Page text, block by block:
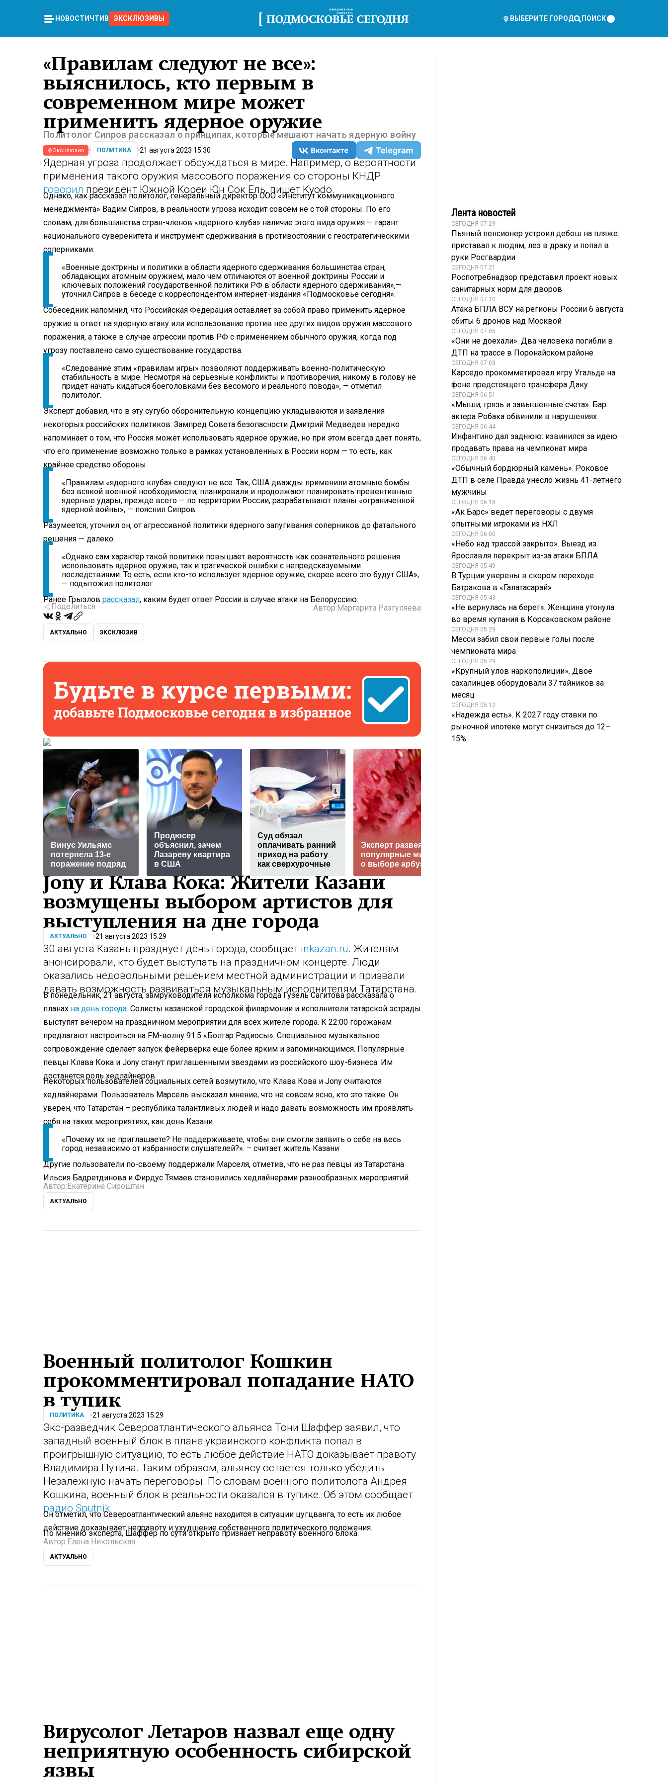
НОВОСТИ ЧТИВО ЭКСКЛЮЗИВЫ ВЫБЕРИТЕ ГОРОД ПОИСК
«Правилам следуют не все»:
выяснилось, кто первым в
современном мире может
применить ядерное оружие
Политолог Сипров рассказал о принципах, которые мешают начать ядерную войну
Эксклюзив ПОЛИТИКА 21 августа 2023 15:30
Ядерная угроза продолжает обсуждаться в мире. Например, о вероятности
применения такого оружия массового поражения со стороны КНДР
говорил президент Южной Кореи Юн Сок Ель, пишет Kyodo.
Однако, как рассказал политолог, генеральный директор ООО «Институт коммуникационного
менеджмента» Вадим Сипров, в реальности угроза исходит совсем не с той стороны. По его
словам, для большинства стран-членов «ядерного клуба» наличие этого вида оружия — гарант
национального суверенитета и инструмент сдерживания в противостоянии с геостратегическими
соперниками.
«Военные доктрины и политики в области ядерного сдерживания большинства стран,
обладающих атомным оружием, мало чем отличаются от военной доктрины России и
ключевых положений государственной политики РФ в области ядерного сдерживания»,—
уточнил Сипров в беседе с корреспондентом интернет-издания «Подмосковье сегодня».
Собеседник напомнил, что Российская Федерация оставляет за собой право применить ядерное
оружие в ответ на ядерную атаку или использование против нее других видов оружия массового
поражения, а также в случае агрессии против РФ с применением обычного оружия, когда под
угрозу поставлено само существование государства.
«Следование этим «правилам игры» позволяют поддерживать военно-политическую
стабильность в мире. Несмотря на серьезные конфликты и противоречия, никому в голову не
придет начать кидаться боеголовками без весомого и реального повода», — отметил
политолог.
Эксперт добавил, что в эту сугубо оборонительную концепцию укладываются и заявления
некоторых российских политиков. Зампред Совета безопасности Дмитрий Медведев нередко
напоминает о том, что Россия может использовать ядерное оружие, но при этом всегда дает понять,
что его применение возможно только в рамках установленных в России норм — то есть, как
крайнее средство обороны.
«Правилам «ядерного клуба» следуют не все. Так, США дважды применили атомные бомбы
без всякой военной необходимости, планировали и продолжают планировать превентивные
ядерные удары, прежде всего — по территории России, разрабатывают планы «ограниченной
ядерной войны», — пояснил Сипров.
Разумеется, уточнил он, от агрессивной политики ядерного запугивания соперников до фатального
решения — далеко.
«Однако сам характер такой политики повышает вероятность как сознательного решения
использовать ядерное оружие, так и трагической ошибки с непредсказуемыми
последствиями. То есть, если кто-то использует ядерное оружие, скорее всего это будут США»,
— подытожил политолог.
Ранее Грызлов рассказал, каким будет ответ России в случае атаки на Белоруссию.
Поделиться Автор:Маргарита Разгуляева
АКТУАЛЬНО ЭКСКЛЮЗИВ
Винус Уильямс
потерпела 13-е
поражение подряд
Продюсер
объяснил, зачем
Лазареву квартира
в США
Суд обязал
оплачивать ранний
приход на работу
как сверхурочные
Эксперт развеял
популярные мифы
о выборе арбуза
Jony и Клава Кока: Жители Казани
возмущены выбором артистов для
выступления на дне города
АКТУАЛЬНО 21 августа 2023 15:29
30 августа Казань празднует день города, сообщает inkazan.ru. Жителям
анонсировали, кто будет выступать на праздничном концерте. Люди
оказались недовольными решением местной администрации и призвали
давать возможность развиваться музыкальным исполнителям Татарстана.
В понедельник, 21 августа, замруководителя исполкома города Гузель Сагитова рассказала о
планах на день города. Солисты казанской городской филармонии и исполнители татарской эстрады
выступят вечером на праздничном мероприятии для всех жителе города. К 22:00 горожанам
предлагают настроиться на FM-волну 91.5 «Болгар Радиосы». Специальное музыкальное
сопровождение сделает запуск фейерверка еще более ярким и запоминающимся. Популярные
певцы Клава Кока и Jony станут приглашенными звездами из российского шоу-бизнеса. Им
достанется роль хедлайнеров.
Некоторых пользователей социальных сетей возмутило, что Клава Кова и Jony считаются
хедлайнерами. Пользователь Марсель высказал мнение, что не совсем ясно, кто это такие. Он
уверен, что Татарстан – республика талантливых людей и надо давать возможность им проявлять
себя на таких мероприятиях, как день Казани.
«Почему их не приглашаете? Не поддерживаете, чтобы они смогли заявить о себе на весь
город независимо от избранности слушателей?». – считает житель Казани
Другие пользователи по-своему поддержали Марселя, отметив, что не раз певцы из Татарстана
Ильсия Бадретдинова и Фирдус Тямаев становились хедлайнерами разнообразных мероприятий.
Автор: Екатерина Сироштан
АКТУАЛЬНО
Военный политолог Кошкин
прокомментировал попадание НАТО
в тупик
ПОЛИТИКА 21 августа 2023 15:29
Экс-разведчик Североатлантического альянса Тони Шаффер заявил, что
западный военный блок в плане украинского конфликта попал в
проигрышную ситуацию, то есть любое действие НАТО доказывает правоту
Владимира Путина. Таким образом, альянсу остается только убедить
Незалежную начать переговоры. По словам военного политолога Андрея
Кошкина, военный блок в реальности оказался в тупике. Об этом сообщает
радио Sputnik.
Он отметил, что Североатлантический альянс находится в ситуации цугцванга, то есть их любое
действие доказывает неправоту и ухудшение собственного политического положения.
По мнению эксперта, Шаффер по сути открыто признает неправоту военного блока.
Автор: Елена Никольская
АКТУАЛЬНО
Вирусолог Летаров назвал еще одну
неприятную особенность сибирской
язвы
Лента новостей
СЕГОДНЯ 07:29
Пьяный пенсионер устроил дебош на пляже:
приставал к людям, лез в драку и попал в
руки Росгвардии
СЕГОДНЯ 07:21
Роспотребнадзор представил проект новых
санитарных норм для дворов
СЕГОДНЯ 07:10
Атака БПЛА ВСУ на регионы России 6 августа:
сбиты 6 дронов над Москвой
СЕГОДНЯ 07:05
«Они не доехали». Два человека погибли в
ДТП на трассе в Поронайском районе
СЕГОДНЯ 07:03
Карседо прокомметировал игру Угальде на
фоне предстоящего трансфера Даку
СЕГОДНЯ 06:51
«Мыши, грязь и завышенные счета». Бар
актера Робака обвинили в нарушениях
СЕГОДНЯ 06:44
Инфантино дал заднюю: извинился за идею
продавать права на чемпионат мира
СЕГОДНЯ 06:40
«Обычный бордюрный камень». Роковое
ДТП в селе Правда унесло жизнь 41-летнего
мужчины
СЕГОДНЯ 06:18
«Ак Барс» ведет переговоры с двумя
опытными игроками из НХЛ
СЕГОДНЯ 06:00
«Небо над трассой закрыто». Выезд из
Ярославля перекрыт из-за атаки БПЛА
СЕГОДНЯ 05:49
В Турции уверены в скором переходе
Батракова в «Галатасарай»
СЕГОДНЯ 05:43
«Не вернулась на берег». Женщина утонула
во время купания в Корсаковском районе
СЕГОДНЯ 05:29
Месси забил свои первые голы после
чемпионата мира
СЕГОДНЯ 05:29
«Крупный улов наркополиции». Двое
сахалинцев оборудовали 37 тайников за
месяц
СЕГОДНЯ 05:12
«Надежда есть». К 2027 году ставки по
рыночной ипотеке могут снизиться до 12–
15%